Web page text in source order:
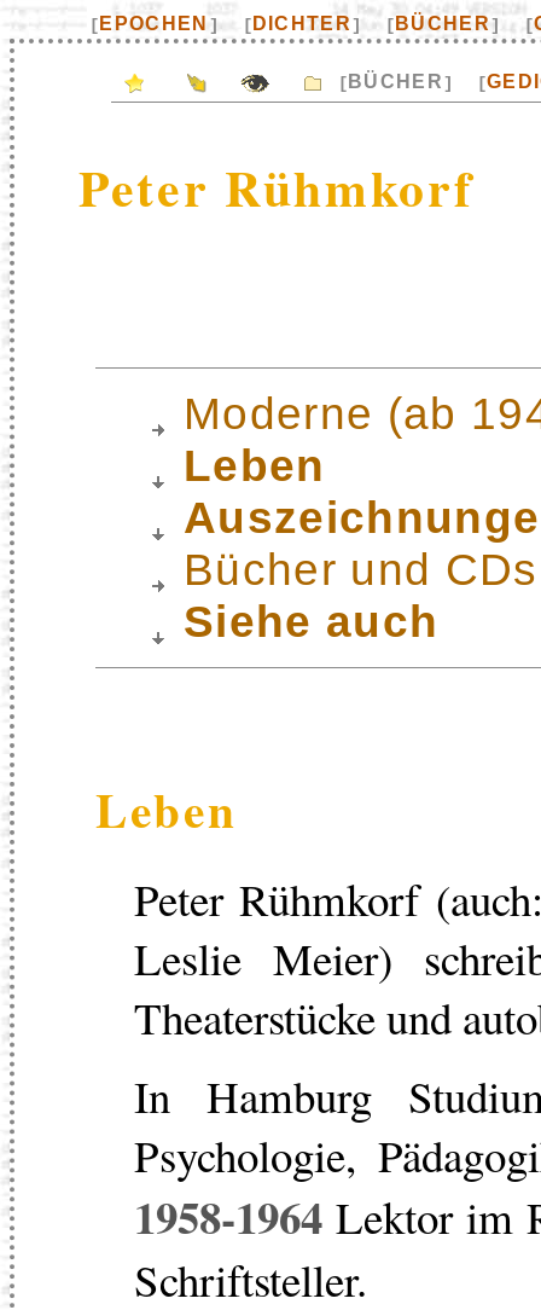
[ EPOCHEN ] [ DICHTER] [ BÜCHER] [
[ BÜCHER] [
Peter Rühmkorf
Moderne (ab
Leben
Bücher und CDs
Siehe auch
Leben
Peter Rühmkorf
Leslie Meier)
Theaterstücke und
In Hamburg
Psychologie,
1958-1964 Lektor im
Schriftsteller.